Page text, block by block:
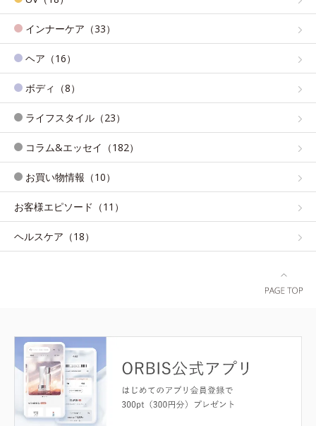
インナーケア（33）
ヘア（16）
ボディ（8）
ライフスタイル（23）
コラム&エッセイ（182）
お買い物情報（10）
お客様エピソード（11）
ヘルスケア（18）